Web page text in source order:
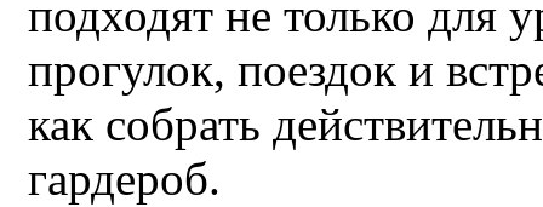
подходят не только для
прогулок, поездок и
как собрать
гардероб.